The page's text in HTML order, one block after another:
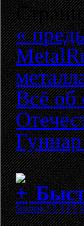
«
Всё об
Sitemap 1 2 3 4 5 6